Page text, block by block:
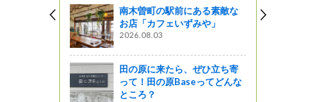
南木曽町の駅前にある素敵な
お店「カフェいずみや」
2026.08.03
田の原に来たら、ぜひ立ち寄
って！田の原Baseってどんな
ところ？